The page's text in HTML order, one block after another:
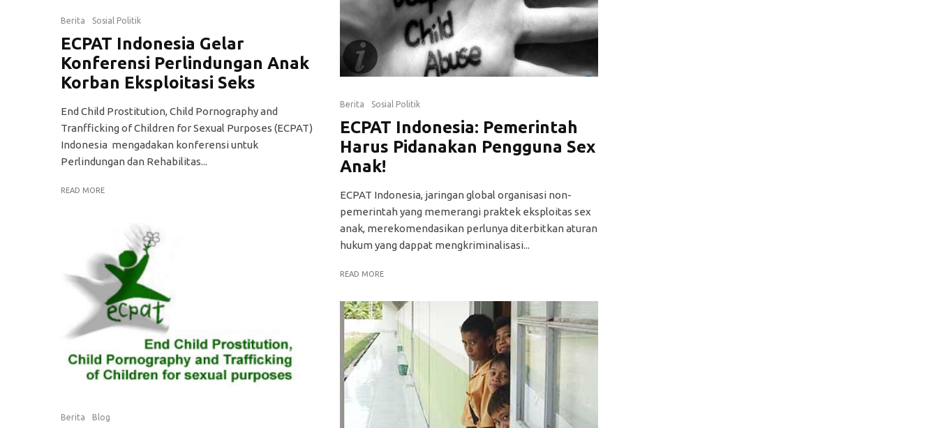
Berita Sosial Politik
ECPAT Indonesia Gelar
Konferensi Perlindungan Anak
Korban Eksploitasi Seks
End Child Prostitution, Child Pornography and
Tranfficking of Children for Sexual Purposes (ECPAT)
Indonesia mengadakan konferensi untuk
Perlindungan dan Rehabilitas...
READ MORE
Berita Blog
Berita Sosial Politik
ECPAT Indonesia: Pemerintah
Harus Pidanakan Pengguna Sex
Anak!
ECPAT Indonesia, jaringan global organisasi non-
pemerintah yang memerangi praktek eksploitas sex
anak, merekomendasikan perlunya diterbitkan aturan
hukum yang dappat mengkriminalisasi...
READ MORE